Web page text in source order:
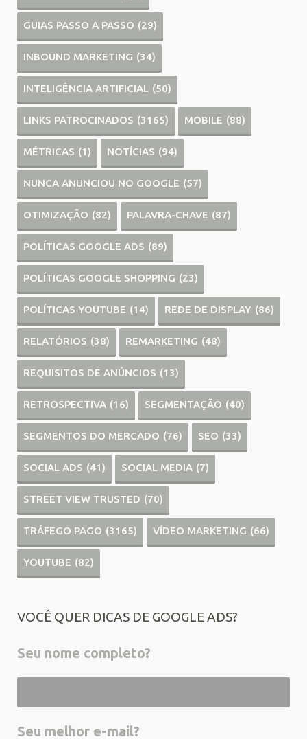
GUIAS PASSO A PASSO (29)
INBOUND MARKETING (34)
INTELIGÊNCIA ARTIFICIAL (50)
LINKS PATROCINADOS (3165) MOBILE (88)
MÉTRICAS (1) NOTÍCIAS (94)
NUNCA ANUNCIOU NO GOOGLE (57)
OTIMIZAÇÃO (82) PALAVRA-CHAVE (87)
POLÍTICAS GOOGLE ADS (89)
POLÍTICAS GOOGLE SHOPPING (23)
POLÍTICAS YOUTUBE (14) REDE DE DISPLAY (86)
RELATÓRIOS (38) REMARKETING (48)
REQUISITOS DE ANÚNCIOS (13)
RETROSPECTIVA (16) SEGMENTAÇÃO (40)
SEGMENTOS DO MERCADO (76) SEO (33)
SOCIAL ADS (41) SOCIAL MEDIA (7)
STREET VIEW TRUSTED (70)
TRÁFEGO PAGO (3165) VÍDEO MARKETING (66)
YOUTUBE (82)
VOCÊ QUER DICAS DE GOOGLE ADS?
Seu nome completo?
Seu melhor e-mail?